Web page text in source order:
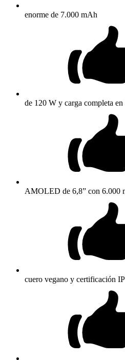
enorme de 7.000 mAh
de 120 W y carga completa
AMOLED de 6,8” con 6.000
cuero vegano y certificación